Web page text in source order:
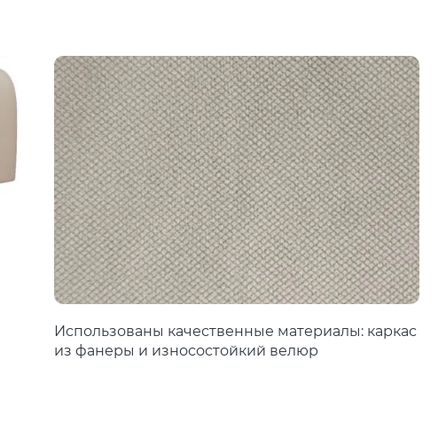
Использованы качественные материалы: каркас
из фанеры и износостойкий велюр